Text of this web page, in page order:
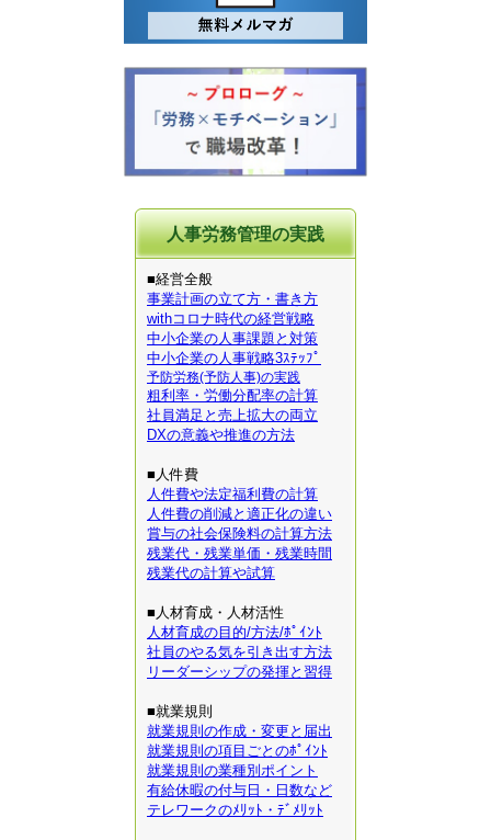
人事労務管理の実践
■経営全般
事業計画の立て方・書き方
withコロナ時代の経営戦略
中小企業の人事課題と対策
中小企業の人事戦略3ｽﾃｯﾌﾟ
予防労務(予防人事)の実践
粗利率・労働分配率の計算
社員満足と売上拡大の両立
DXの意義や推進の方法
■人件費
人件費や法定福利費の計算
人件費の削減と適正化の違い
賞与の社会保険料の計算方法
残業代・残業単価・残業時間
残業代の計算や試算
■人材育成・人材活性
人材育成の目的/方法/ﾎﾟｲﾝﾄ
社員のやる気を引き出す方法
リーダーシップの発揮と習得
■就業規則
就業規則の作成・変更と届出
就業規則の項目ごとのﾎﾟｲﾝﾄ
就業規則の業種別ポイント
有給休暇の付与日・日数など
テレワークのﾒﾘｯﾄ・ﾃﾞﾒﾘｯﾄ